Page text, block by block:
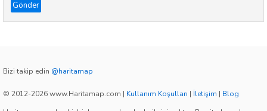
Gönder
Bizi takip edin @haritamap
© 2012-2026 www.Haritamap.com | Kullanım Koşulları | İletişim | Blog